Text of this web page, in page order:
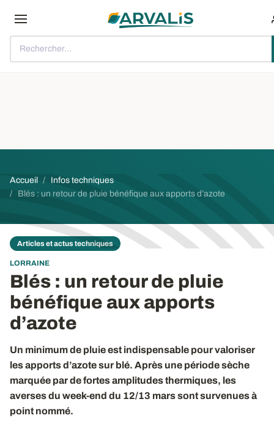
Rechercher...
Fil d'Ariane
Accueil
Infos techniques
Blés : un retour de pluie bénéfique aux apports d’azote
Articles et actus techniques
LORRAINE
Blés : un retour de pluie
bénéfique aux apports
d’azote
Un minimum de pluie est indispensable pour valoriser
les apports d’azote sur blé. Après une période sèche
marquée par de fortes amplitudes thermiques, les
averses du week-end du 12/13 mars sont survenues à
point nommé.